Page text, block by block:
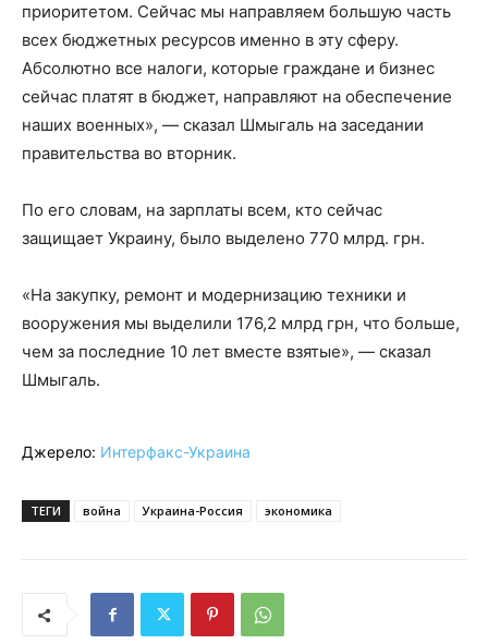
приоритетом. Сейчас мы направляем большую часть
всех бюджетных ресурсов именно в эту сферу.
Абсолютно все налоги, которые граждане и бизнес
сейчас платят в бюджет, направляют на обеспечение
наших военных», — сказал Шмыгаль на заседании
правительства во вторник.
По его словам, на зарплаты всем, кто сейчас
защищает Украину, было выделено 770 млрд. грн.
«На закупку, ремонт и модернизацию техники и
вооружения мы выделили 176,2 млрд грн, что больше,
чем за последние 10 лет вместе взятые», — сказал
Шмыгаль.
Джерело: Интерфакс-Украина
ТЕГИ война Украина-Россия экономика